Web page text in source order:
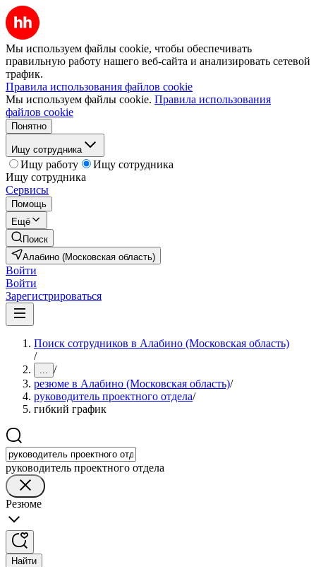
Мы используем файлы cookie, чтобы обеспечивать
правильную работу нашего веб-сайта и анализировать сетевой
трафик.
Правила использования файлов cookie
Мы используем файлы cookie. Правила использования
файлов cookie
Понятно
Ищу сотрудника
Ищу работу
Ищу сотрудника
Ищу сотрудника
Сервисы
Помощь
Ещё
Поиск
Алабино (Московская область)
Войти
Войти
Зарегистрироваться
Поиск сотрудников в Алабино (Московская область)
/
... /
резюме в Алабино (Московская область)/
руководитель проектного отдела/
гибкий график
руководитель проектного отдела
Резюме
Найти